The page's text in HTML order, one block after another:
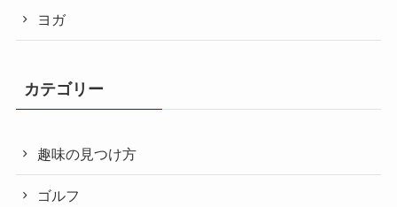
ヨガ
カテゴリー
趣味の見つけ方
ゴルフ